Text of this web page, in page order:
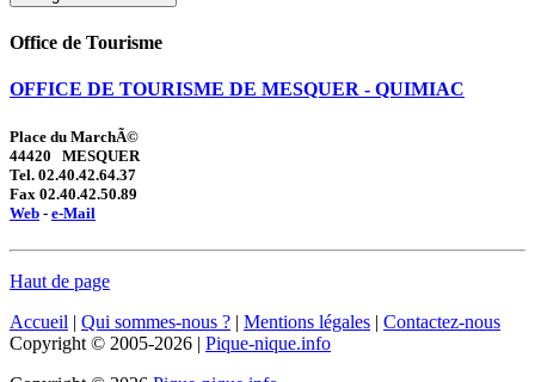
Office de Tourisme
OFFICE DE TOURISME DE MESQUER - QUIMIAC
Place du MarchÃ©
44420 MESQUER
Tel. 02.40.42.64.37
Fax 02.40.42.50.89
Web - e-Mail
Haut de page
Accueil | Qui sommes-nous ? | Mentions légales | Contactez-nous
Copyright © 2005-2026 | Pique-nique.info